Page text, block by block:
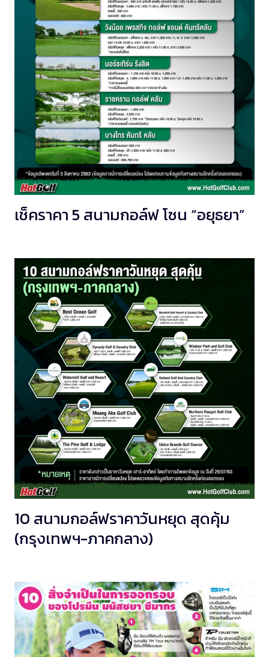
เช็คราคา 5 สนามกอล์ฟ โซน “อยุธยา”
10 สนามกอล์ฟราคาวันหยุด สุดคุ้ม
(กรุงเทพฯ-ภาคกลาง)